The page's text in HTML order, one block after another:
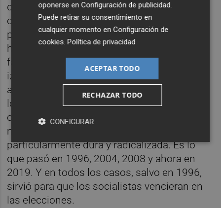
que los españoles no quieren más y más
crispación y enfrentamiento político, como
proponían las derechas. Y que, una vez más,
ha funcionado el miedo a la derecha como
factor de movilización del abstencionista de
izquierdas, que sólo vota cuando cree que
algo realmente importante está en juego. Y
lo que está en juego es, casi siempre,
conjurar el peligro de que llegue o se
mantenga en el poder una derecha
particularmente dura y radicalizada. Es lo
que pasó en 1996, 2004, 2008 y ahora en
2019. Y en todos los casos, salvo en 1996,
sirvió para que los socialistas vencieran en
las elecciones.
oponerse enConfiguración de publicidad.
Puede retirar su consentimiento en
cualquier momento enConfiguración de
cookies.Política de privacidad
ACEPTAR TODO
RECHAZAR TODO
CONFIGURAR